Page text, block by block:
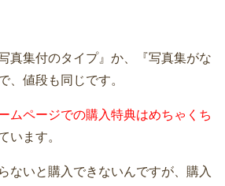
真集付のタイプ』か、『写真集がな
、値段も同じです。
ムページでの購入特典はめちゃくち
います。
ないと購入できないんですが、購入